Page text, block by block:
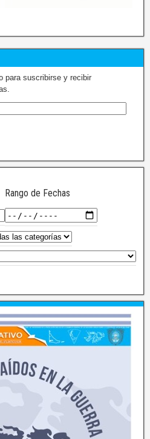
para suscribirse y recibir
Rango de Fechas